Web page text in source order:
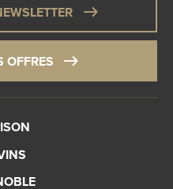
OFFRES